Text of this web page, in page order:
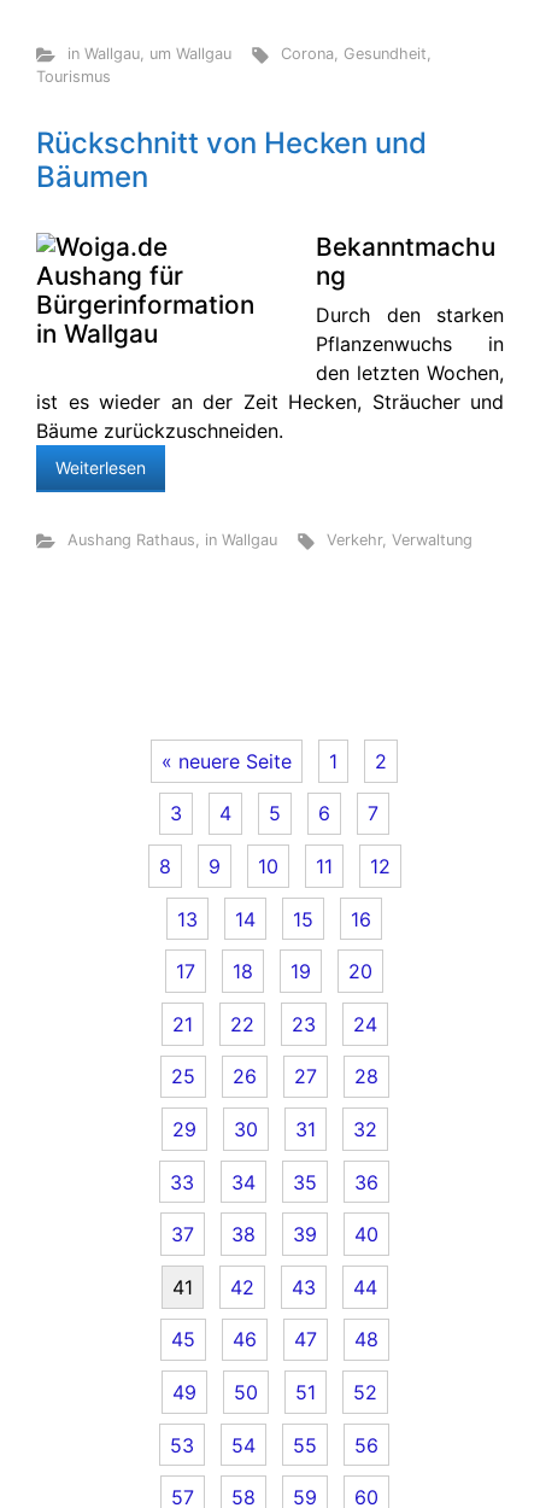
in Wallgau, um Wallgau Corona, Gesundheit,
Tourismus
Rückschnitt von Hecken und
Bäumen
Bekanntmachu
ng
Durch den starken
Pflanzenwuchs in
den letzten Wochen,
ist es wieder an der Zeit Hecken, Sträucher und
Bäume zurückzuschneiden.
Weiterlesen
Aushang Rathaus, in Wallgau Verkehr,Verwaltung
« neuere Seite 1 2
3 4 5 6 7
8 9 10 11 12
13 14 15 16
17 18 19 20
21 22 23 24
25 26 27 28
29 30 31 32
33 34 35 36
37 38 39 40
41 42 43 44
45 46 47 48
49 50 51 52
53 54 55 56
57 58 59 60